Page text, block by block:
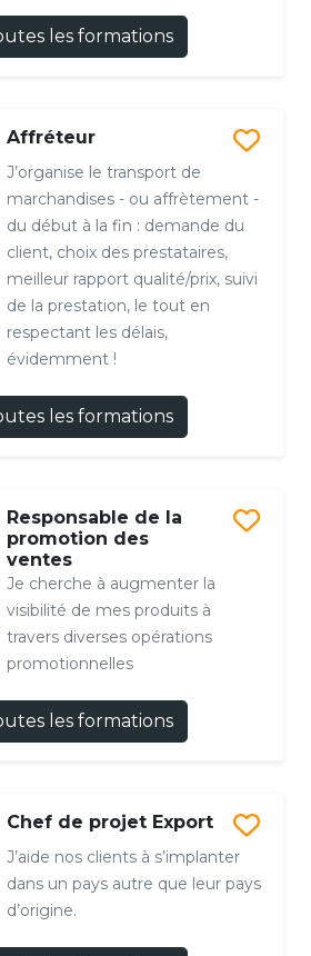
les formations
Affréteur
J’organise le transport de
marchandises - ou affrètement -
du début à la fin : demande du
client, choix des prestataires,
meilleur rapport qualité/prix, suivi
de la prestation, le tout en
respectant les délais,
évidemment !
les formations
Responsable de la
promotion des
ventes
Je cherche à augmenter la
visibilité de mes produits à
travers diverses opérations
promotionnelles
les formations
Chef de projet Export
J’aide nos clients à s’implanter
dans un pays autre que leur pays
d’origine.